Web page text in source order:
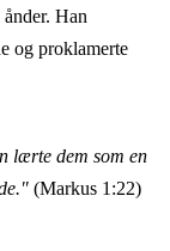
Han
og proklamerte
lærte dem som en
(Markus 1:22)